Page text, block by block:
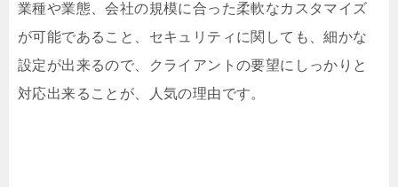
業種や業態、会社の規模に合った柔軟なカスタマイズ
が可能であること、セキュリティに関しても、細かな
設定が出来るので、クライアントの要望にしっかりと
対応出来ることが、人気の理由です。